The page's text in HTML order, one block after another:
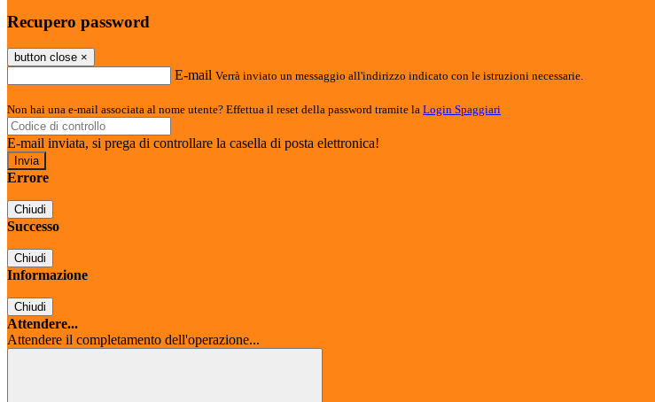
Recupero password
button close ×
E-mail Verrà inviato un messaggio all'indirizzo indicato con le istruzioni necessarie.
Non hai una e-mail associata al nome utente? Effettua il reset della password tramite la Login Spaggiari
E-mail inviata, si prega di controllare la casella di posta elettronica!
Errore
Chiudi
Successo
Chiudi
Informazione
Chiudi
Attendere...
Attendere il completamento dell'operazione...